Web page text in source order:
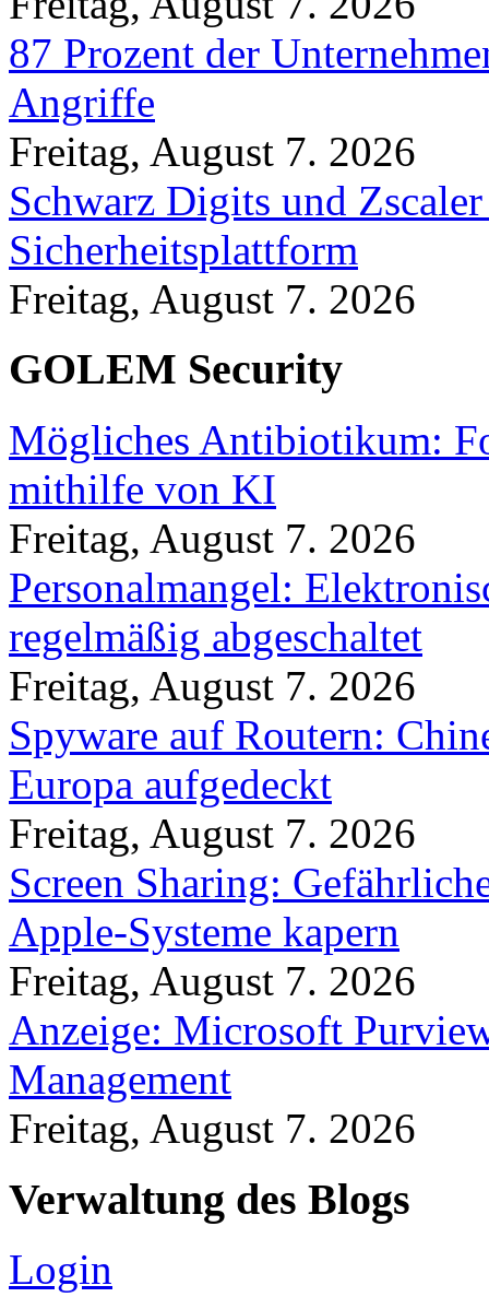
87 Prozent der
Angriffe
Freitag, August 7. 2026
Schwarz Digits und
Sicherheitsplattform
Freitag, August 7. 2026
GOLEM Security
Mögliches Antibiotikum:
mithilfe von KI
Freitag, August 7. 2026
Personalmangel:
regelmäßig abgeschaltet
Freitag, August 7. 2026
Spyware auf Routern:
Europa aufgedeckt
Freitag, August 7. 2026
Screen Sharing:
Apple-Systeme kapern
Freitag, August 7. 2026
Anzeige: Microsoft
Management
Freitag, August 7. 2026
Verwaltung des Blogs
Login